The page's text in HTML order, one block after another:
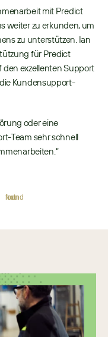
mit Predict
weiter zu erkunden, um
zu unterstützen. Ian
für Predict
exzellenten Support
Kundensupport-
oder eine
Team sehr schnell
Icon not found